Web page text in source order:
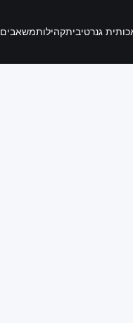
גנרטיביתקהילותמשאבים